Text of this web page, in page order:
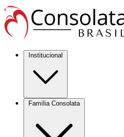
Institucional
Família Consolata